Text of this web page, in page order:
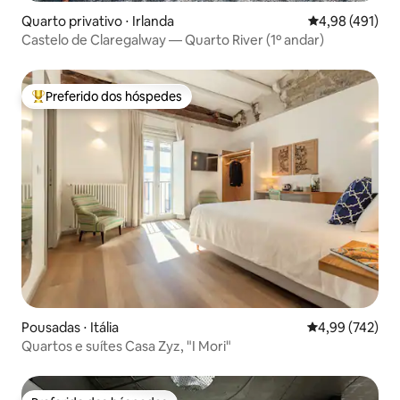
Quarto privativo ⋅ Irlanda 4,98 de uma
4,98 (491)
Castelo de Claregalway — Quarto River (1º andar)
Entre os melhores preferidos dos hóspedes
Preferido dos hóspedes
Pousadas ⋅ Itália 4,99 de uma
4,99 (742)
Quartos e suítes Casa Zyz, "I Mori"